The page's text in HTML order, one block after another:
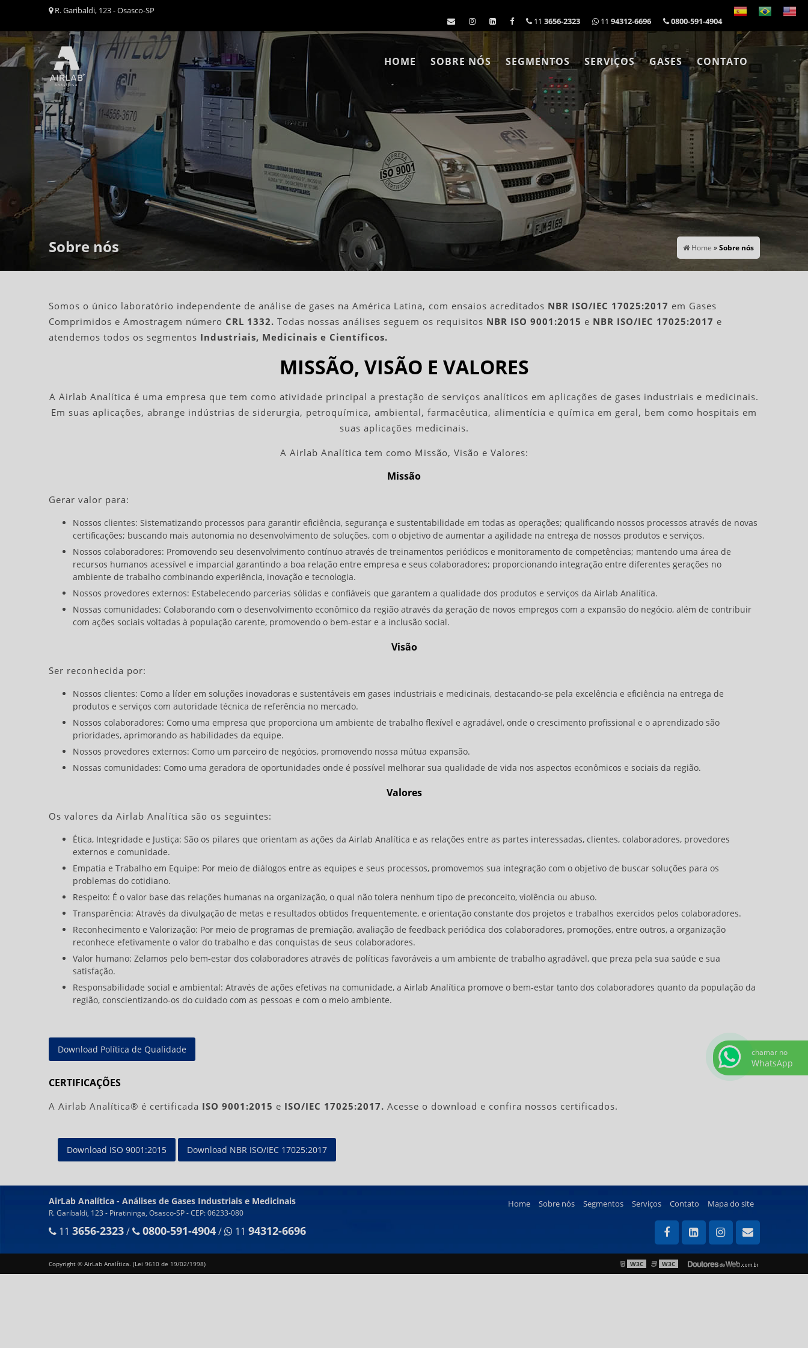
R. Garibaldi, 123 - Osasco-SP
0800-591-4904
11 94312-6696
11 3656-2323
HOME SOBRE NÓS SEGMENTOS SERVIÇOS GASES CONTATO
Home »Sobre nós
Sobre nós
Somos o único laboratório independente de análise de gases na América Latina, com ensaios acreditados NBR ISO/IEC 17025:2017 em Gases
Comprimidos e Amostragem número CRL 1332. Todas nossas análises seguem os requisitos NBR ISO 9001:2015 e NBR ISO/IEC 17025:2017 e
atendemos todos os segmentos Industriais, Medicinais e Científicos.
MISSÃO, VISÃO E VALORES
A Airlab Analítica é uma empresa que tem como atividade principal a prestação de serviços analíticos em aplicações de gases industriais e medicinais.
Em suas aplicações, abrange indústrias de siderurgia, petroquímica, ambiental, farmacêutica, alimentícia e química em geral, bem como hospitais em
suas aplicações medicinais.
A Airlab Analítica tem como Missão, Visão e Valores:
Missão
Gerar valor para:
Nossos clientes: Sistematizando processos para garantir eficiência, segurança e sustentabilidade em todas as operações; qualificando nossos processos através de novas
certificações; buscando mais autonomia no desenvolvimento de soluções, com o objetivo de aumentar a agilidade na entrega de nossos produtos e serviços.
Nossos colaboradores: Promovendo seu desenvolvimento contínuo através de treinamentos periódicos e monitoramento de competências; mantendo uma área de
recursos humanos acessível e imparcial garantindo a boa relação entre empresa e seus colaboradores; proporcionando integração entre diferentes gerações no
ambiente de trabalho combinando experiência, inovação e tecnologia.
Nossos provedores externos: Estabelecendo parcerias sólidas e confiáveis que garantem a qualidade dos produtos e serviços da Airlab Analítica.
Nossas comunidades: Colaborando com o desenvolvimento econômico da região através da geração de novos empregos com a expansão do negócio, além de contribuir
com ações sociais voltadas à população carente, promovendo o bem-estar e a inclusão social.
Visão
Ser reconhecida por:
Nossos clientes: Como a líder em soluções inovadoras e sustentáveis em gases industriais e medicinais, destacando-se pela excelência e eficiência na entrega de
produtos e serviços com autoridade técnica de referência no mercado.
Nossos colaboradores: Como uma empresa que proporciona um ambiente de trabalho flexível e agradável, onde o crescimento profissional e o aprendizado são
prioridades, aprimorando as habilidades da equipe.
Nossos provedores externos: Como um parceiro de negócios, promovendo nossa mútua expansão.
Nossas comunidades: Como uma geradora de oportunidades onde é possível melhorar sua qualidade de vida nos aspectos econômicos e sociais da região.
Valores
Os valores da Airlab Analítica são os seguintes:
Ética, Integridade e Justiça: São os pilares que orientam as ações da Airlab Analítica e as relações entre as partes interessadas, clientes, colaboradores, provedores
externos e comunidade.
Empatia e Trabalho em Equipe: Por meio de diálogos entre as equipes e seus processos, promovemos sua integração com o objetivo de buscar soluções para os
problemas do cotidiano.
Respeito: É o valor base das relações humanas na organização, o qual não tolera nenhum tipo de preconceito, violência ou abuso.
Transparência: Através da divulgação de metas e resultados obtidos frequentemente, e orientação constante dos projetos e trabalhos exercidos pelos colaboradores.
Reconhecimento e Valorização: Por meio de programas de premiação, avaliação de feedback periódica dos colaboradores, promoções, entre outros, a organização
reconhece efetivamente o valor do trabalho e das conquistas de seus colaboradores.
Valor humano: Zelamos pelo bem-estar dos colaboradores através de políticas favoráveis a um ambiente de trabalho agradável, que preza pela sua saúde e sua
satisfação.
Responsabilidade social e ambiental: Através de ações efetivas na comunidade, a Airlab Analítica promove o bem-estar tanto dos colaboradores quanto da população da
região, conscientizando-os do cuidado com as pessoas e com o meio ambiente.
Download Política de Qualidade
CERTIFICAÇÕES
A Airlab Analítica® é certificada ISO 9001:2015 e ISO/IEC 17025:2017. Acesse o download e confira nossos certificados.
Download ISO 9001:2015 Download NBR ISO/IEC 17025:2017
AirLab Analítica - Análises de Gases Industriais e Medicinais
R. Garibaldi, 123 - Piratininga, Osasco-SP - CEP: 06233-080
11 3656-2323/ 0800-591-4904/ 11 94312-6696
Home Sobre nós Segmentos Serviços Contato Mapa do site
Copyright © AirLab Analítica. (Lei 9610 de 19/02/1998) W3C W3C
chamar no
WhatsApp